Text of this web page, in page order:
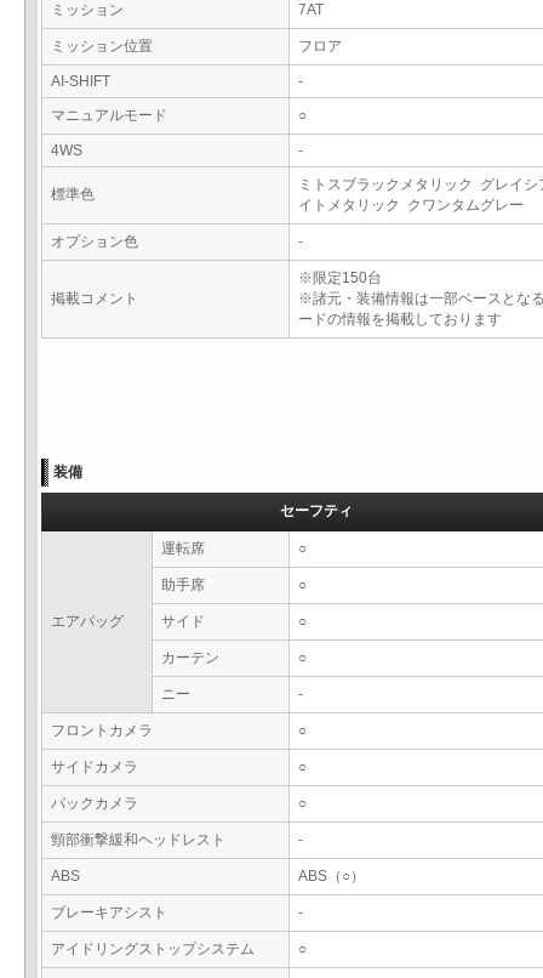
ミッション 7AT
ミッション位置 フロア
AI-SHIFT
-
マニュアルモード
○
4WS -
標準色
ミトスブラックメタリック グレイシ
イトメタリック クワンタムグレー
オプション色 -
掲載コメント
※限定150台
※諸元・装備情報は一部ベースとな
ードの情報を掲載しております
装備
セーフティ
エアバッグ
運転席 ○
助手席 ○
サイド ○
カーテン ○
ニー -
フロントカメラ ○
サイドカメラ ○
バックカメラ ○
頸部衝撃緩和ヘッドレスト -
ABS ABS（○）
ブレーキアシスト -
アイドリングストップシステム ○